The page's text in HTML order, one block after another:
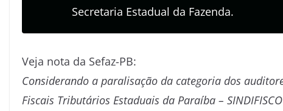
Secretaria Estadual da Fazenda.
Veja nota da Sefaz-PB:
Considerando a paralisação da categoria dos
Fiscais Tributários Estaduais da Paraíba –